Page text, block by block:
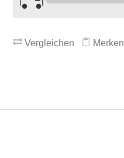
Vergleichen Merken